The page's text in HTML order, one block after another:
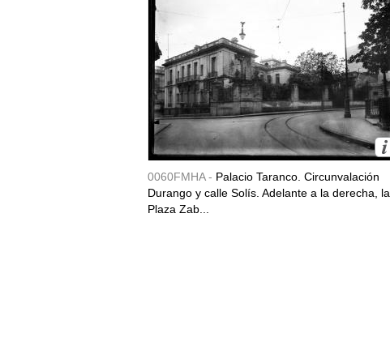
0060FMHA - Palacio Taranco. Circunvalación
Durango y calle Solís. Adelante a la derecha, la
Plaza Zab...